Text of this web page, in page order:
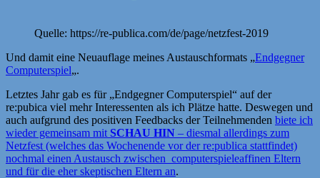
Quelle: https://re-publica.com/de/page/netzfest-2019
Und damit eine Neuauflage meines Austauschformats „Endgegner
Computerspiel„.
Letztes Jahr gab es für „Endgegner Computerspiel“ auf der
re:pubica viel mehr Interessenten als ich Plätze hatte. Deswegen und
auch aufgrund des positiven Feedbacks der Teilnehmenden biete ich
wieder gemeinsam mit SCHAU HIN – diesmal allerdings zum
Netzfest (welches das Wochenende vor der re:publica stattfindet)
nochmal einen Austausch zwischen computerspieleaffinen Eltern
und für die eher skeptischen Eltern an.